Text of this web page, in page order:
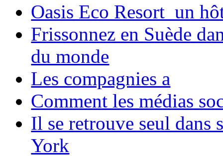
Oasis Eco Resort un
Frissonnez en Suède
du monde
Les compagnies a
Comment les médias
Il se retrouve seul dans
York